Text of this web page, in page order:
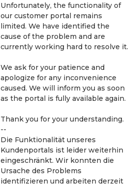
Unfortunately, the functionality of
our customer portal remains
limited. We have identified the
cause of the problem and are
currently working hard to resolve it.
We ask for your patience and
apologize for any inconvenience
caused. We will inform you as soon
as the portal is fully available again.
Thank you for your understanding.
--
Die Funktionalität unseres
Kundenportals ist leider weiterhin
eingeschränkt. Wir konnten die
Ursache des Problems
identifizieren und arbeiten derzeit